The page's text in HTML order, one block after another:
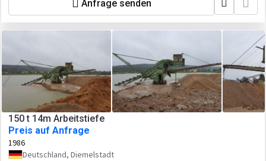
Anfrage senden
150 t 14m Arbeitstiefe
Preis auf Anfrage
1986
Deutschland, Diemelstadt